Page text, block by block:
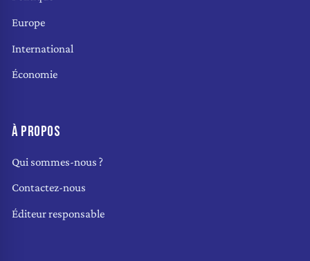
Europe
International
Économie
À PROPOS
Qui sommes-nous ?
Contactez-nous
Éditeur responsable